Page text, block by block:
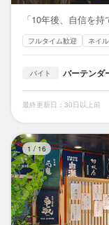
「10年後、自信を持
フルタイム歓迎 ネイ
バイト バーテンダ
最終更新日：30日以上前
1 / 16